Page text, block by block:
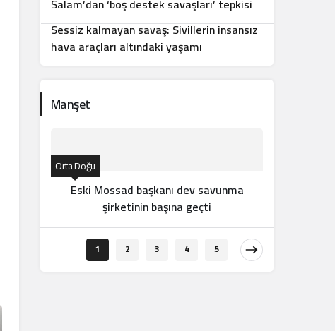
Salam’dan ‘boş destek savaşları’ tepkisi
Sessiz kalmayan savaş: Sivillerin insansız
hava araçları altındaki yaşamı
Manşet
Orta Doğu
Eski Mossad başkanı dev savunma
şirketinin başına geçti
1 2 3 4 5